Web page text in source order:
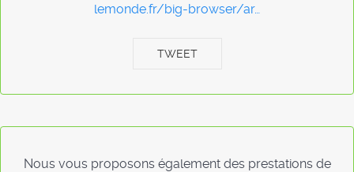
lemonde.fr/big-browser/ar…
TWEET
Nous vous proposons également des prestations de